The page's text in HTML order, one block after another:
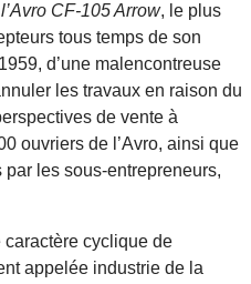
l’Avro CF-105 Arrow, le plus
tous temps de son
d’une malencontreuse
les travaux en raison du
de vente à
ouvriers de l’Avro, ainsi que
les sous-entrepreneurs,
caractère cyclique de
appelée industrie de la